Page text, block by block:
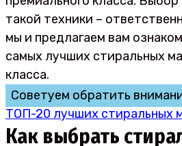
такой техники –
мы и предлагаем вам
самых лучших стиральных
класса.
Советуем обратить
ТОП-20 лучших стиральных
Как выбрать